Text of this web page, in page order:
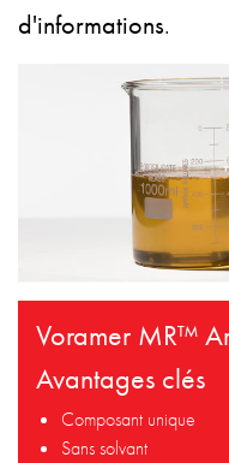
d'informations.
Voramer MR™
Avantages clés
Composant unique
Sans solvant